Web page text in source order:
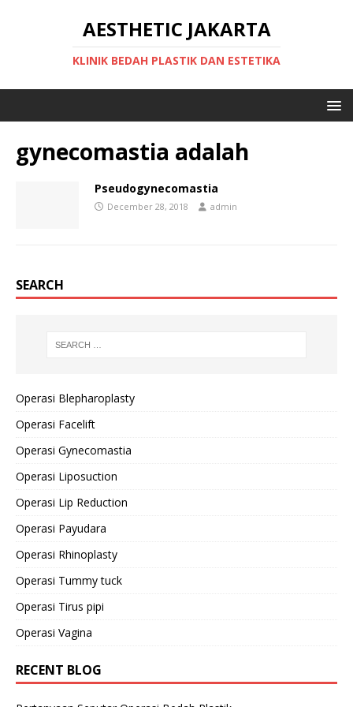
AESTHETIC JAKARTA
KLINIK BEDAH PLASTIK DAN ESTETIKA
gynecomastia adalah
Pseudogynecomastia
December 28, 2018 admin
SEARCH
Operasi Blepharoplasty
Operasi Facelift
Operasi Gynecomastia
Operasi Liposuction
Operasi Lip Reduction
Operasi Payudara
Operasi Rhinoplasty
Operasi Tummy tuck
Operasi Tirus pipi
Operasi Vagina
RECENT BLOG